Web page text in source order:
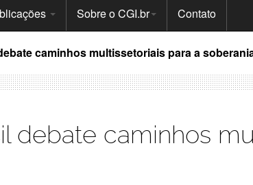
Sobre o CGI.br Contato
caminhos multissetoriais para a
debate caminhos